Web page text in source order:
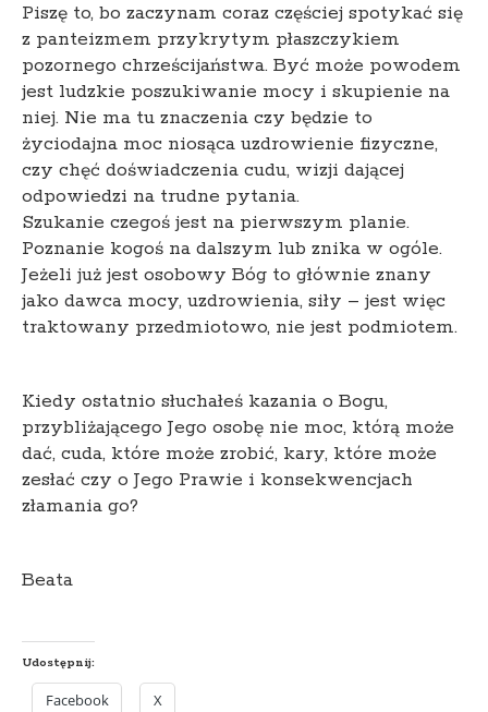
Piszę to, bo zaczynam coraz częściej spotykać się
z panteizmem przykrytym płaszczykiem
pozornego chrześcijaństwa. Być może powodem
jest ludzkie poszukiwanie mocy i skupienie na
niej. Nie ma tu znaczenia czy będzie to
życiodajna moc niosąca uzdrowienie fizyczne,
czy chęć doświadczenia cudu, wizji dającej
odpowiedzi na trudne pytania.
Szukanie czegoś jest na pierwszym planie.
Poznanie kogoś na dalszym lub znika w ogóle.
Jeżeli już jest osobowy Bóg to głównie znany
jako dawca mocy, uzdrowienia, siły – jest więc
traktowany przedmiotowo, nie jest podmiotem.
Kiedy ostatnio słuchałeś kazania o Bogu,
przybliżającego Jego osobę nie moc, którą może
dać, cuda, które może zrobić, kary, które może
zesłać czy o Jego Prawie i konsekwencjach
złamania go?
Beata
Udostępnij:
Facebook X